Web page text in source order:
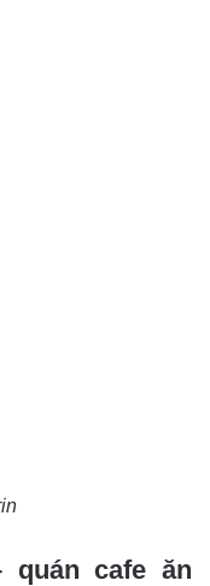
quán cafe ăn